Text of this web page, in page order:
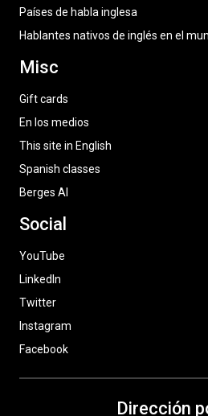
Países de habla inglesa
Hablantes nativos de inglés en el
Misc
Gift cards
En los medios
This site in English
Spanish classes
Berges AI
Social
YouTube
LinkedIn
Twitter
Instagram
Facebook
Dirección